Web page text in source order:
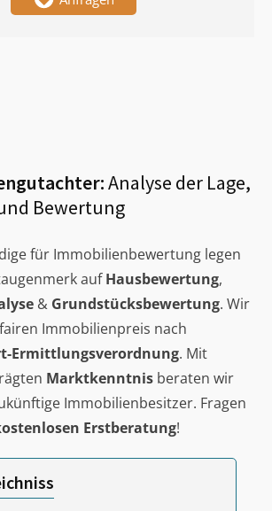
Analyse der Lage,
Bewertung
für Immobilienbewertung legen
aufHausbewertung,
& Grundstücksbewertung. Wir
Immobilienpreis nach
Ermittlungsverordnung. Mit
Marktkenntnis beraten wir
Immobilienbesitzer. Fragen
Erstberatung!